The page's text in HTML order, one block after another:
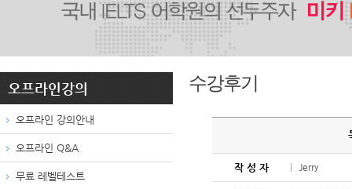
오프라인강의
오프라인 강의안내
오프라인 Q&A
무료 레벨테스트
수강후기
작 성 자 Jerry